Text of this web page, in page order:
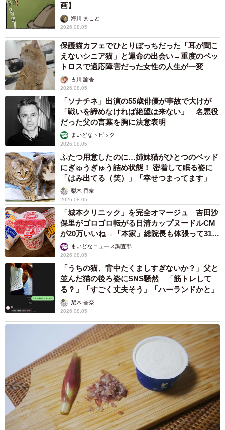
画】
海川 まこと
2026.08.05
保護猫カフェでひとりぼっちだった「耳が聞こ
えないシニア猫」と運命の出会い→重度のペッ
トロスで適応障害だった女性の人生が一変
古川 諭香
2026.08.05
「ソナチネ」出演の55歳俳優が事故で大けが
「戦いを諦めなければ絶望は来ない」 名悪役
だった父の言葉を胸に決意表明
まいどなトピック
2026.08.05
ふたつ用意したのに…姉妹猫がひとつのベッド
にぎゅうぎゅう詰め状態！ 密着して眠る姿に
「はみ出てる（笑）」「幸せつまってます」
梨木 香奈
2026.08.05
「城本クリニック」を完全オマージュ 吉田沙
保里がゴロゴロ転がる日清カップヌードルCM
が20万いいね→「本家」総院長も体張って31万
いいねまいどなニュース調査部
2026.08.05
「うちの猫、背中たくましすぎないか？」父と
並んだ猫の後ろ姿にSNS騒然 「筋トレして
る？」「すごく丈夫そう」「ハーランドかと」
梨木 香奈
2026.08.05